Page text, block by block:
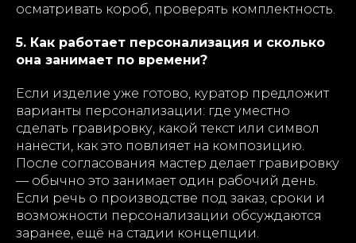
осматривать короб, проверять комплектность.
5. Как работает персонализация и сколько
она занимает по времени?
Если изделие уже готово, куратор предложит
варианты персонализации: где уместно
сделать гравировку, какой текст или символ
нанести, как это повлияет на композицию.
После согласования мастер делает гравировку
— обычно это занимает один рабочий день.
Если речь о производстве под заказ, сроки и
возможности персонализации обсуждаются
заранее, ещё на стадии концепции.